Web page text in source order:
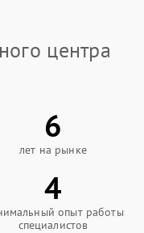
центра
6
лет на рынке
4
опыт работы
специалистов